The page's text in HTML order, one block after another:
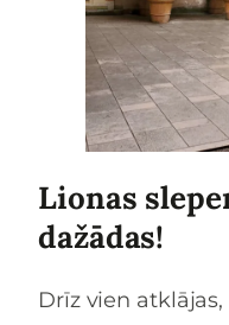
Lionas
dažādas!
Drīz vien